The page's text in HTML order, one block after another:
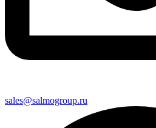
sales@salmogroup.ru